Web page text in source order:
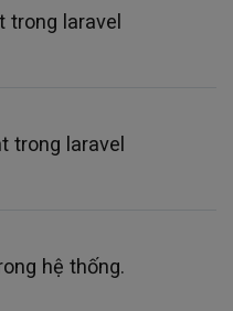
trong laravel
trong laravel
hệ thống.